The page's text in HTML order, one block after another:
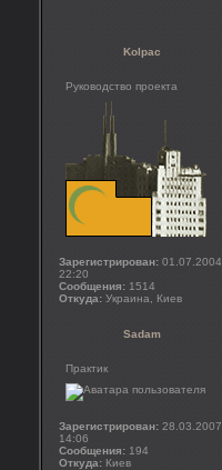
Kolpac
Руководство проекта
Зарегистрирован: 01.07.2004
22:20
Сообщения: 1514
Откуда: Украина, Киев
Sadam
Практик
Зарегистрирован: 28.03.2007
14:06
Сообщения: 194
Откуда: Киев